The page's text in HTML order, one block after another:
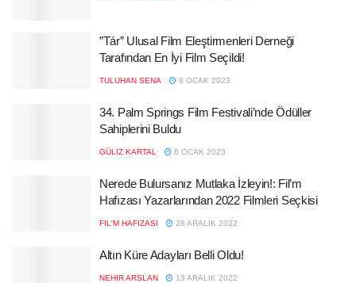
”Tár” Ulusal Film Eleştirmenleri Derneği
Tarafından En İyi Film Seçildi!
TULUHAN SENA 8 OCAK 2023
34. Palm Springs Film Festivali’nde Ödüller
Sahiplerini Buldu
GÜLIZ KARTAL 6 OCAK 2023
Nerede Bulursanız Mutlaka İzleyin!: Fil’m
Hafızası Yazarlarından 2022 Filmleri Seçkisi
FIL'M HAFIZASI 28 ARALIK 2022
Altın Küre Adayları Belli Oldu!
NEHIR ARSLAN 13 ARALIK 2022